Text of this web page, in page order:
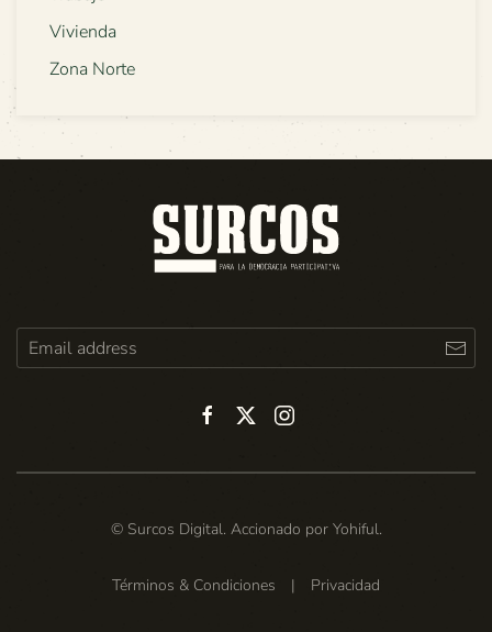
Vivienda
Zona Norte
© Surcos Digital. Accionado por Yohiful.
Términos & Condiciones | Privacidad